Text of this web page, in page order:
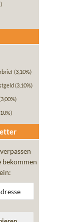
(3,10%)
(3,10%)
bekommen